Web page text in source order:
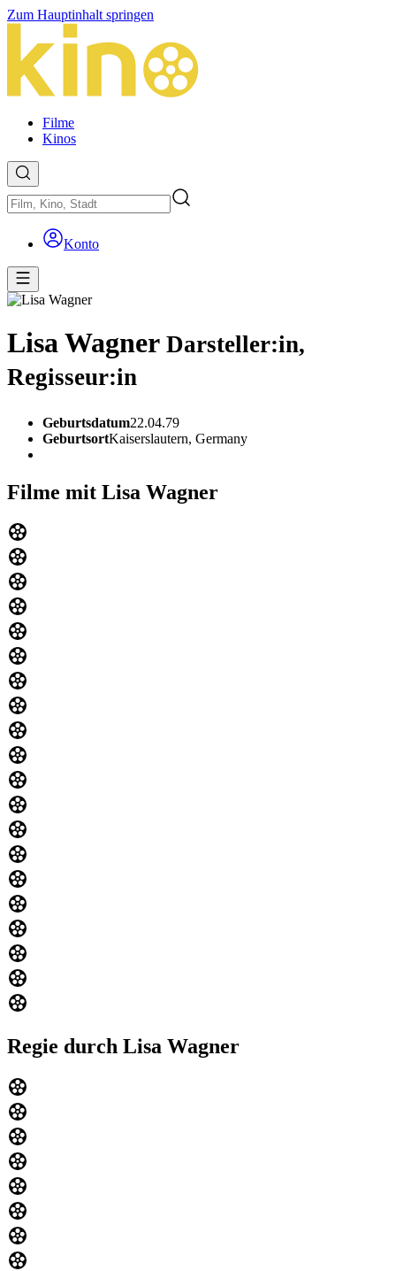
Zum Hauptinhalt springen
Filme
Kinos
Konto
Lisa Wagner Darsteller:in,
Regisseur:in
Geburtsdatum22.04.79
GeburtsortKaiserslautern, Germany
Filme mit Lisa Wagner
Regie durch Lisa Wagner